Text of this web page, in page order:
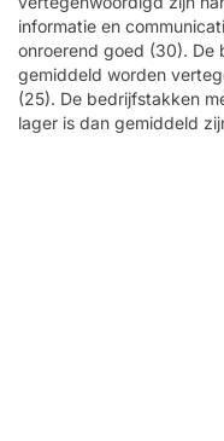
informatie en
onroerend goed (30). De
gemiddeld worden
(25). De bedrijfstakken
lager is dan gemiddeld